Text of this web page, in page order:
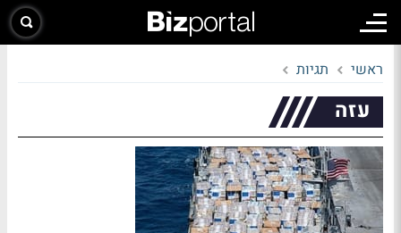
ראשי תגיות
עזה